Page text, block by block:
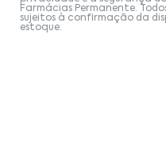
Farmácias Permanente.
sujeitos à confirmação da
estoque.